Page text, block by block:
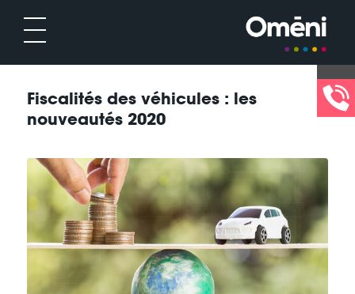
Fiscalités des véhicules : les
nouveautés 2020